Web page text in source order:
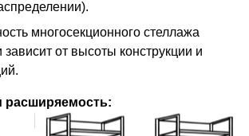
многосекционного стеллажа
зависит от высоты конструкции и
расширяемость: